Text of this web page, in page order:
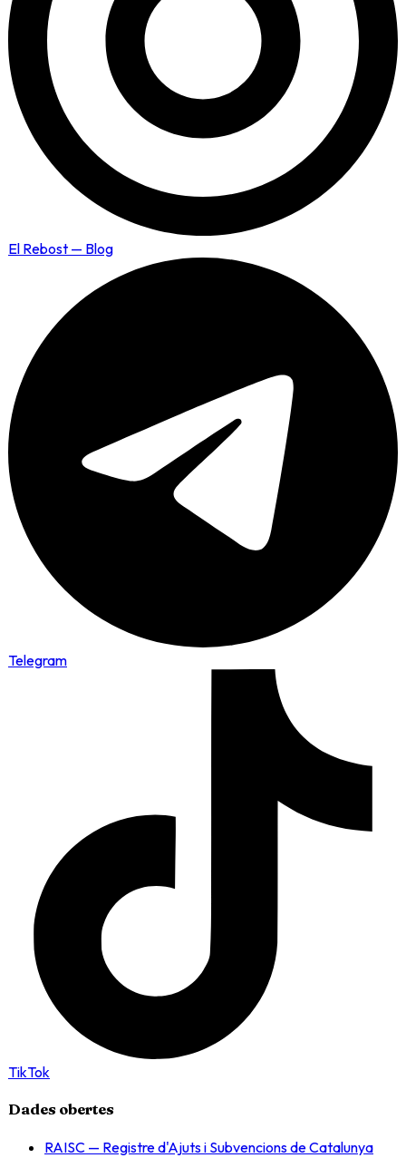
El Rebost — Blog
Telegram
TikTok
Dades obertes
RAISC — Registre d'Ajuts i Subvencions de Catalunya